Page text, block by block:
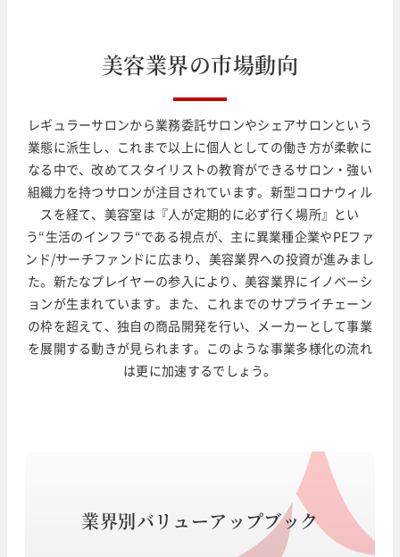
美容業界の市場動向
レギュラーサロンから業務委託サロンやシェアサロンという
業態に派生し、これまで以上に個人としての働き方が柔軟に
なる中で、改めてスタイリストの教育ができるサロン・強い
組織力を持つサロンが注目されています。新型コロナウィル
スを経て、美容室は『人が定期的に必ず行く場所』とい
う“生活のインフラ“である視点が、主に異業種企業やPEファ
ンド/サーチファンドに広まり、美容業界への投資が進みまし
た。新たなプレイヤーの参入により、美容業界にイノベーシ
ョンが生まれています。また、これまでのサプライチェーン
の枠を超えて、独自の商品開発を行い、メーカーとして事業
を展開する動きが見られます。このような事業多様化の流れ
は更に加速するでしょう。
業界別バリューアップブック